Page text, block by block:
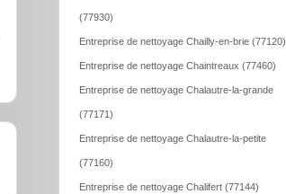
(77930)
Entreprise de nettoyage Chailly-en-brie (77120)
Entreprise de nettoyage Chaintreaux (77460)
Entreprise de nettoyage Chalautre-la-grande
(77171)
Entreprise de nettoyage Chalautre-la-petite
(77160)
Entreprise de nettoyage Chalifert (77144)